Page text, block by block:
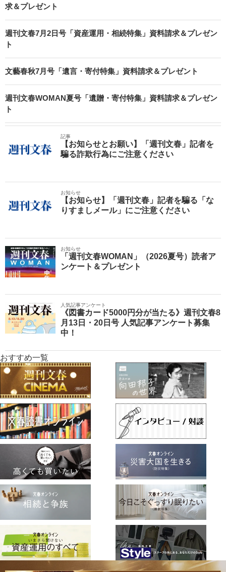
求＆プレゼント
週刊文春7月2日号「資産運用・相続特集」資料請求＆プレゼン
ト
文藝春秋7月号「遺言・寄付特集」資料請求＆プレゼント
週刊文春WOMAN夏号「遺贈・寄付特集」資料請求＆プレゼン
ト
記事
【お知らせとお願い】「週刊文春」記者を
騙る詐欺行為にご注意ください
お知らせ
【お知らせ】「週刊文春」記者を騙る「な
りすましメール」にご注意ください
お知らせ
「週刊文春WOMAN」（2026夏号）読者ア
ンケート＆プレゼント
人気記事アンケート
《図書カード5000円分が当たる》週刊文春8
月13日・20日号 人気記事アンケート募集
中！
おすすめ一覧